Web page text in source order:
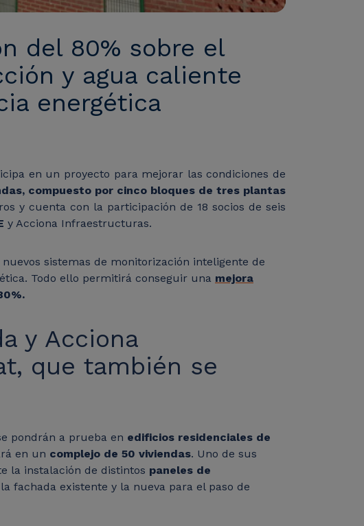
del 80% sobre el
y agua caliente
energética
en un proyecto para mejorar las condiciones de
compuesto por cinco bloques de tres plantas
y cuenta con la participación de 18 socios de seis
y Acciona Infraestructuras.
sistemas de monitorización inteligente de
Todo ello permitirá conseguir una mejora
y Acciona
que también se
pondrán a prueba en edificios residenciales de
en un complejo de 50 viviendas. Uno de sus
la instalación de distintos paneles de
fachada existente y la nueva para el paso de